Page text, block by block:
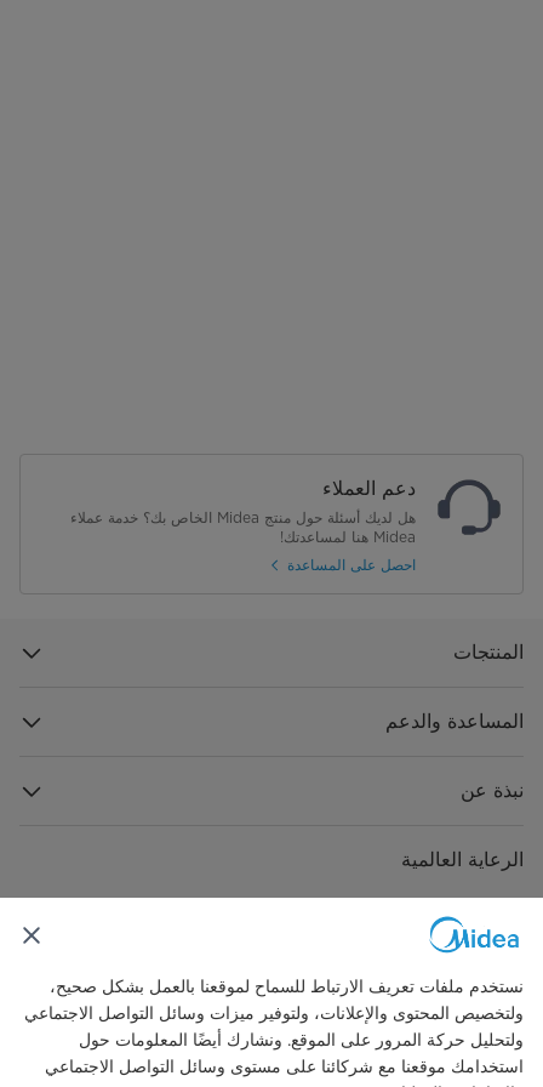
دعم العملاء
هل لديك أسئلة حول منتج Midea الخاص بك؟ خدمة عملاء
Midea هنا لمساعدتك!
احصل على المساعدة
المنتجات
المساعدة والدعم
نبذة عن
الرعاية العالمية
تواصل معنا
نستخدم ملفات تعريف الارتباط للسماح لموقعنا بالعمل بشكل صحيح،
ولتخصيص المحتوى والإعلانات، ولتوفير ميزات وسائل التواصل الاجتماعي
ولتحليل حركة المرور على الموقع. ونشارك أيضًا المعلومات حول
استخدامك موقعنا مع شركائنا على مستوى وسائل التواصل الاجتماعي